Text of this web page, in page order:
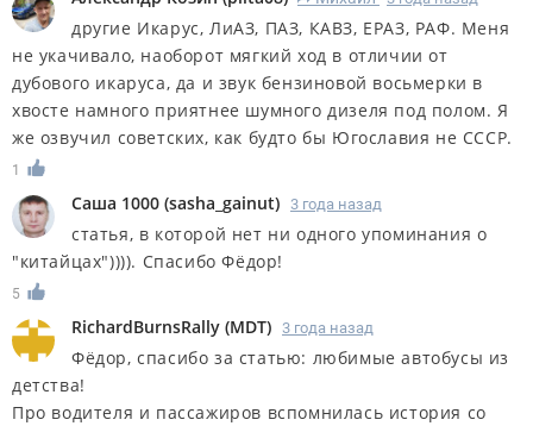
другие Икарус, ЛиАЗ, ПАЗ, КАВЗ, ЕРАЗ, РАФ. Меня
не укачивало, наоборот мягкий ход в отличии от
дубового икаруса, да и звук бензиновой восьмерки в
хвосте намного приятнее шумного дизеля под полом. Я
же озвучил советских, как будто бы Югославия не СССР.
1
Саша 1000 (sasha_gainut) 3 года назад
статья, в которой нет ни одного упоминания о
"китайцах")))). Спасибо Фёдор!
5
RichardBurnsRally (MDT) 3 года назад
Фёдор, спасибо за статью: любимые автобусы из
детства!
Про водителя и пассажиров вспомнилась история со